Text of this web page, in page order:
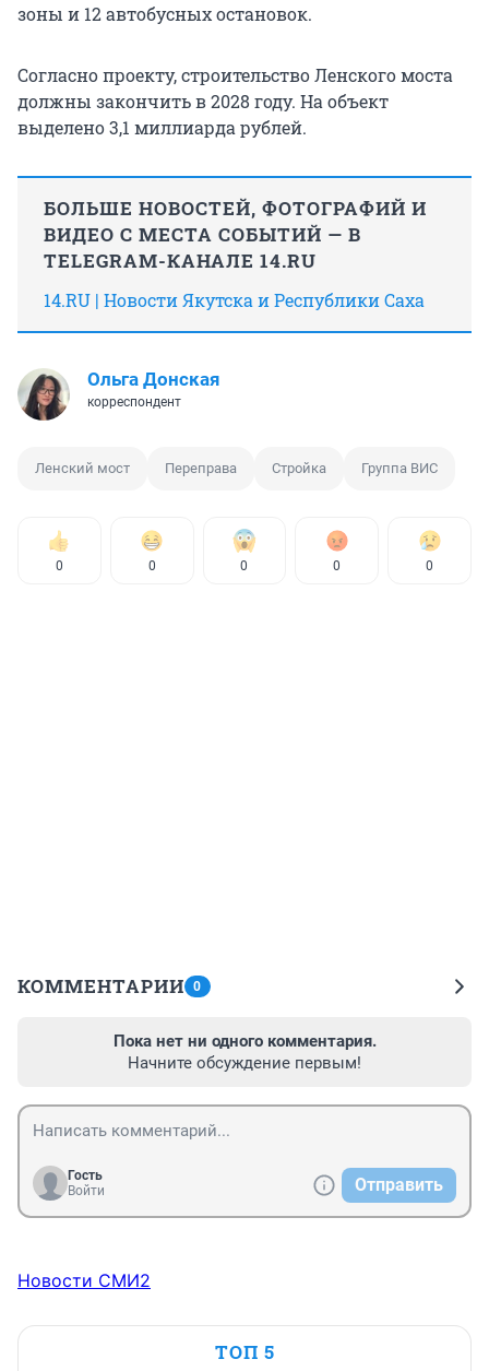
зоны и 12 автобусных остановок.
Согласно проекту, строительство Ленского моста
должны закончить в 2028 году. На объект
выделено 3,1 миллиарда рублей.
БОЛЬШЕ НОВОСТЕЙ, ФОТОГРАФИЙ И
ВИДЕО С МЕСТА СОБЫТИЙ — В
TELEGRAM-КАНАЛЕ 14.RU
14.RU | Новости Якутска и Республики Саха
Ольга Донская
корреспондент
Ленский мост Переправа Стройка Группа ВИС
0 0 0 0 0
КОММЕНТАРИИ 0
Пока нет ни одного комментария.
Начните обсуждение первым!
Гость
Войти
Отправить
Новости СМИ2
ТОП 5